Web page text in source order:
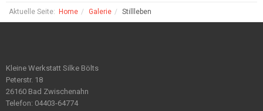
Aktuelle Seite: Home Galerie Stillleben
Kleine Werkstatt Silke Bölts
Peterstr. 18
26160 Bad Zwischenahn
Telefon: 04403-64774